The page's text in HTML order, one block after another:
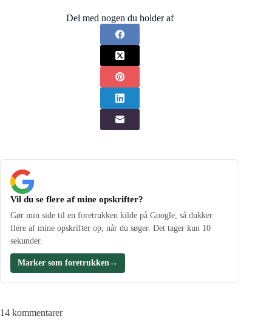
Del med nogen du holder af
Vil du se flere af mine opskrifter?
Gør min side til en foretrukken kilde på Google, så dukker
flere af mine opskrifter op, når du søger. Det tager kun 10
sekunder.
Marker som foretrukken→
14 kommentarer